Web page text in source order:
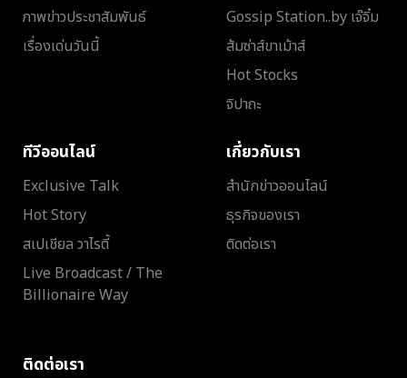
ภาพข่าวประชาสัมพันธ์
เรื่องเด่นวันนี้
Gossip Station..by เจ๊จิ๋ม
ส้มซ่าส์ขาเม้าส์
Hot Stocks
จิปาถะ
ทีวีออนไลน์
Exclusive Talk
Hot Story
สเปเชียล วาไรตี้
Live Broadcast / The
Billionaire Way
เกี่ยวกับเรา
สำนักข่าวออนไลน์
ธุรกิจของเรา
ติดต่อเรา
ติดต่อเรา